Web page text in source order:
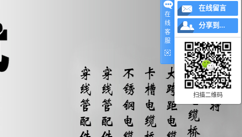
在
线
客
服
在线留言
分享到...
扫描二维码